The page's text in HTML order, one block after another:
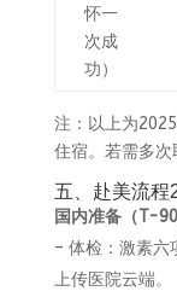
怀一
次成
功）
注：以上为
住宿。若需多次
五、赴美流程
国内准备（T-90
– 体检：激素六
上传医院云端。